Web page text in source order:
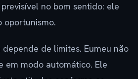
no bom sentido: ele
oportunismo.
de limites. Eumeu não
em modo automático. Ele